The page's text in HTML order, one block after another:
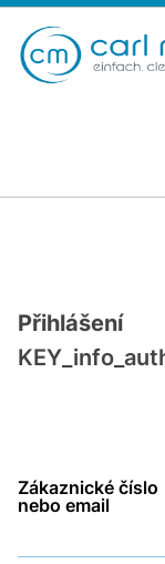
Přihlášení
Zákaznické číslo
nebo email